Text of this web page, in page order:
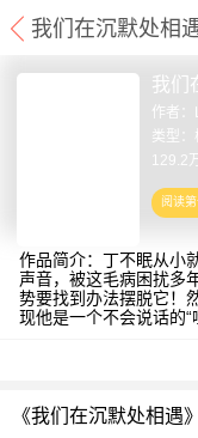
我们在沉默处相
我们
作者：
类型：
129.2
作品简介：丁不眠从小
声音，被这毛病困扰多
势要找到办法摆脱它！
现他是一个不会说话的“
《我们在沉默处相遇